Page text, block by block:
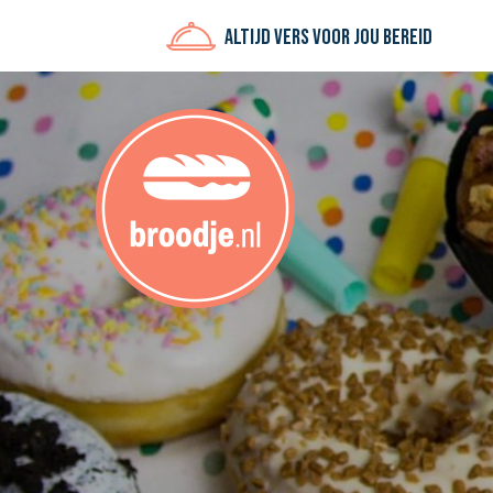
Altijd vers voor jou bereid